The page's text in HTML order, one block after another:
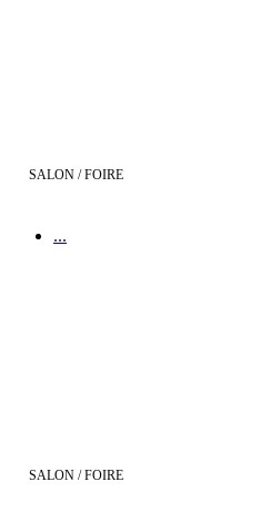
SALON / FOIRE
...
SALON / FOIRE